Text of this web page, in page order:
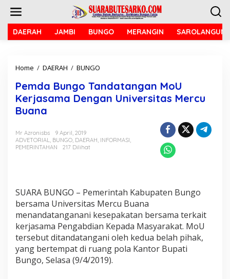
DAERAH JAMBI BUNGO MERANGIN SAROLANGUN
Home / DAERAH / BUNGO
m
d
a
g
a
t
a
n
g
a
n
M
Pemda Bungo Tandatangan MoU
Kerjasama Dengan Universitas Mercu
Buana
Mr Azronisbs
9 April, 2019
ADVETORIAL, BUNGO, DAERAH, INFORMASI,
PEMERINTAHAN
217 Dilihat
SUARA BUNGO – Pemerintah Kabupaten Bungo
bersama Universitas Mercu Buana
menandatanganani kesepakatan bersama terkait
kerjasama Pengabdian Kepada Masyarakat. MoU
tersebut ditandatangani oleh kedua belah pihak,
yang bertempat di ruang pola Kantor Bupati
Bungo, Selasa (9/4/2019).